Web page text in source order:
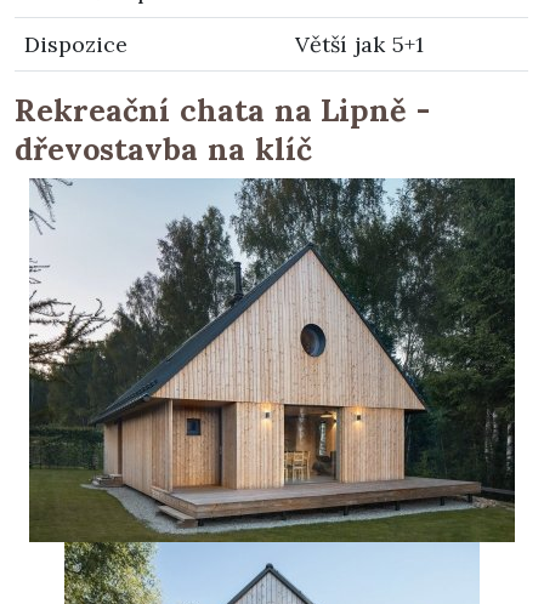
Dispozice
Větší jak 5+1
Rekreační chata na Lipně -
dřevostavba na klíč